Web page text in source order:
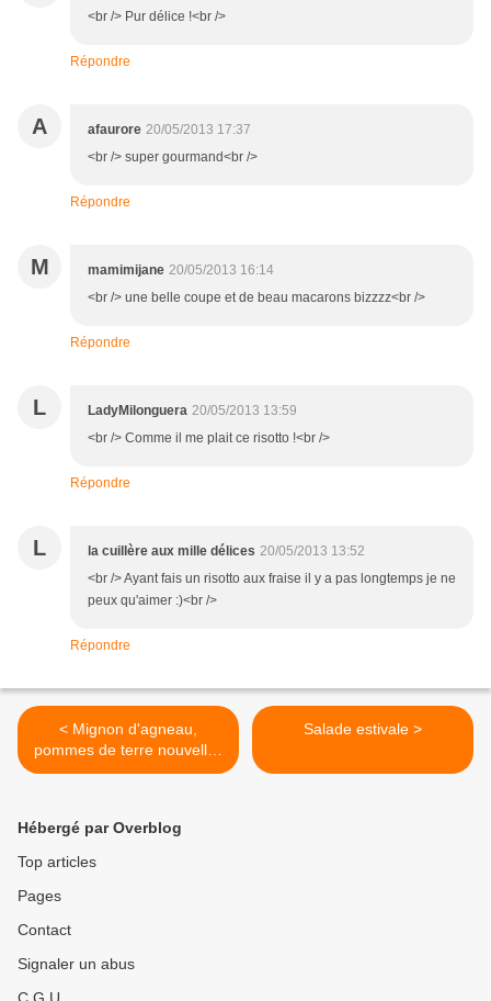
<br /> Pur délice !<br />
Répondre
A afaurore 20/05/2013 17:37
<br /> super gourmand<br />
Répondre
M mamimijane 20/05/2013 16:14
<br /> une belle coupe et de beau macarons bizzzz<br />
Répondre
L LadyMilonguera 20/05/2013 13:59
<br /> Comme il me plait ce risotto !<br />
Répondre
L la cuillère aux mille délices 20/05/2013 13:52
<br /> Ayant fais un risotto aux fraise il y a pas longtemps je ne
peux qu'aimer :)<br />
Répondre
< Mignon d'agneau,
pommes de terre nouvelles
et légumes confits
Salade estivale >
Hébergé par Overblog
Top articles
Pages
Contact
Signaler un abus